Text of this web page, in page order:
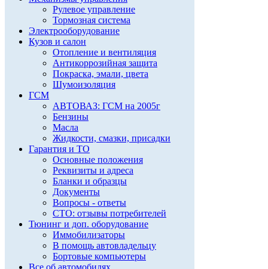
Рулевое управление
Тормозная система
Электрооборудование
Кузов и салон
Отопление и вентиляция
Антикоррозийная защита
Покраска, эмали, цвета
Шумоизоляция
ГСМ
АВТОВАЗ: ГСМ на 2005г
Бензины
Масла
Жидкости, смазки, присадки
Гарантия и ТО
Основные положения
Реквизиты и адреса
Бланки и образцы
Документы
Вопросы - ответы
СТО: отзывы потребителей
Тюнинг и доп. оборудование
Иммобилизаторы
В помощь автовладельцу
Бортовые компьютеры
Все об автомобилях